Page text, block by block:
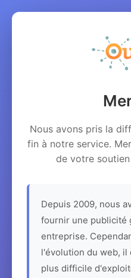
Nous avons pris la
fin à notre service.
de votre
Depuis 2009, nous
fournir une publicité
entreprise.
l'évolution du web, il
plus difficile